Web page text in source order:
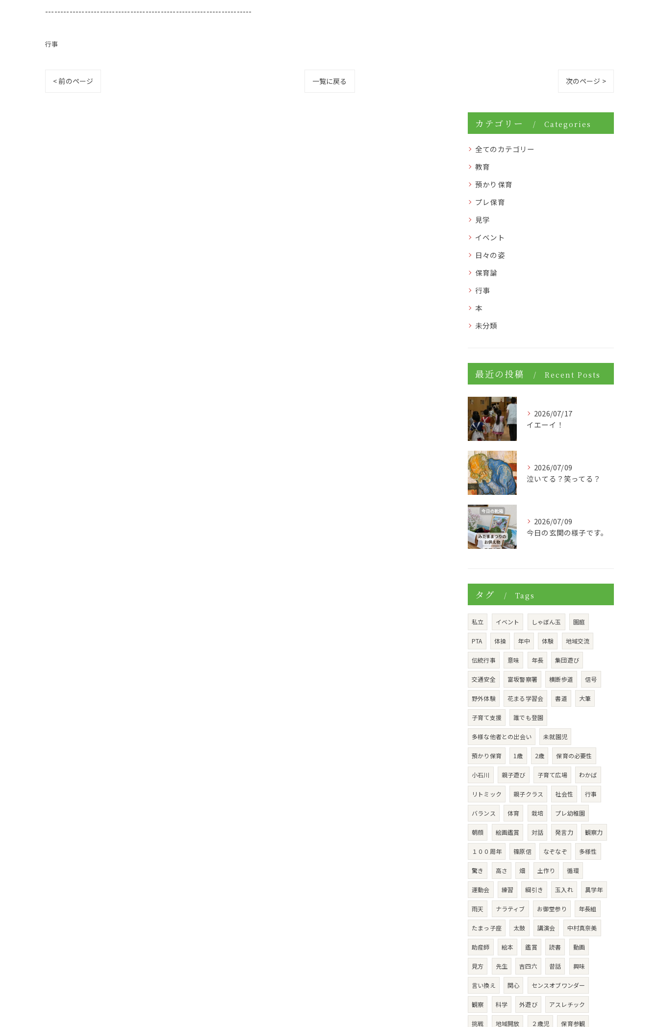
--------------------------------------------------------------------
行事
< 前のページ 一覧に戻る 次のページ >
カテゴリー Categories
全てのカテゴリー
教育
預かり保育
プレ保育
見学
イベント
日々の姿
保育論
行事
本
未分類
最近の投稿 Recent Posts
2026/07/17
イエーイ！
2026/07/09
泣いてる？笑ってる？
2026/07/09
今日の玄関の様子です。
タグ Tags
私立 イベント しゃぼん玉 園庭
PTA 体操 年中 体験 地域交流
伝統行事 意味 年長 集団遊び
交通安全 富坂警察署 横断歩道 信号
野外体験 花まる学習会 書道 大筆
子育て支援 誰でも登園
多様な他者との出会い 未就園児
預かり保育 1歳 2歳 保育の必要性
小石川 親子遊び 子育て広場 わかば
リトミック 親子クラス 社会性 行事
バランス 体育 栽培 プレ幼稚園
朝顔 絵画鑑賞 対話 発言力 観察力
１００周年 篠原信 なぞなぞ 多様性
驚き 高さ 畑 土作り 循環
運動会 練習 綱引き 玉入れ 異学年
雨天 ナラティブ お御堂参り 年長組
たまっ子座 太鼓 講演会 中村真奈美
助産師 絵本 鑑賞 読書 動画
見方 先生 吉四六 昔話 興味
言い換え 関心 センスオブワンダー
観察 科学 外遊び アスレチック
挑戦 地域開放 ２歳児 保育参観